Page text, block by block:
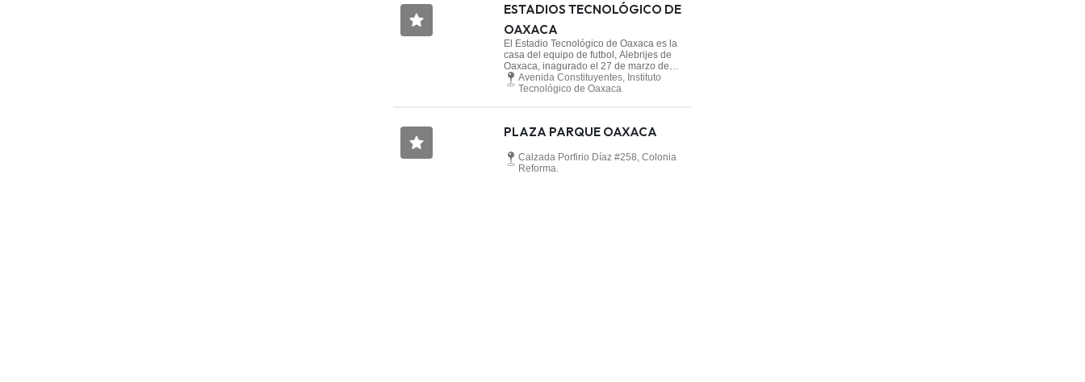
ESTADIOS TECNOLÓGICO DE
OAXACA
El Estadio Tecnológico de Oaxaca es la
casa del equipo de futbol, Alebrijes de
Oaxaca, inagurado el 27 de marzo de
2016. Con espacio para 17,200
expectadores, cuenta con 72 palcos y
Avenida Constituyentes, Instituto
Tecnológico de Oaxaca
PLAZA PARQUE OAXACA
Calzada Porfirio Díaz #258, Colonia
Reforma.